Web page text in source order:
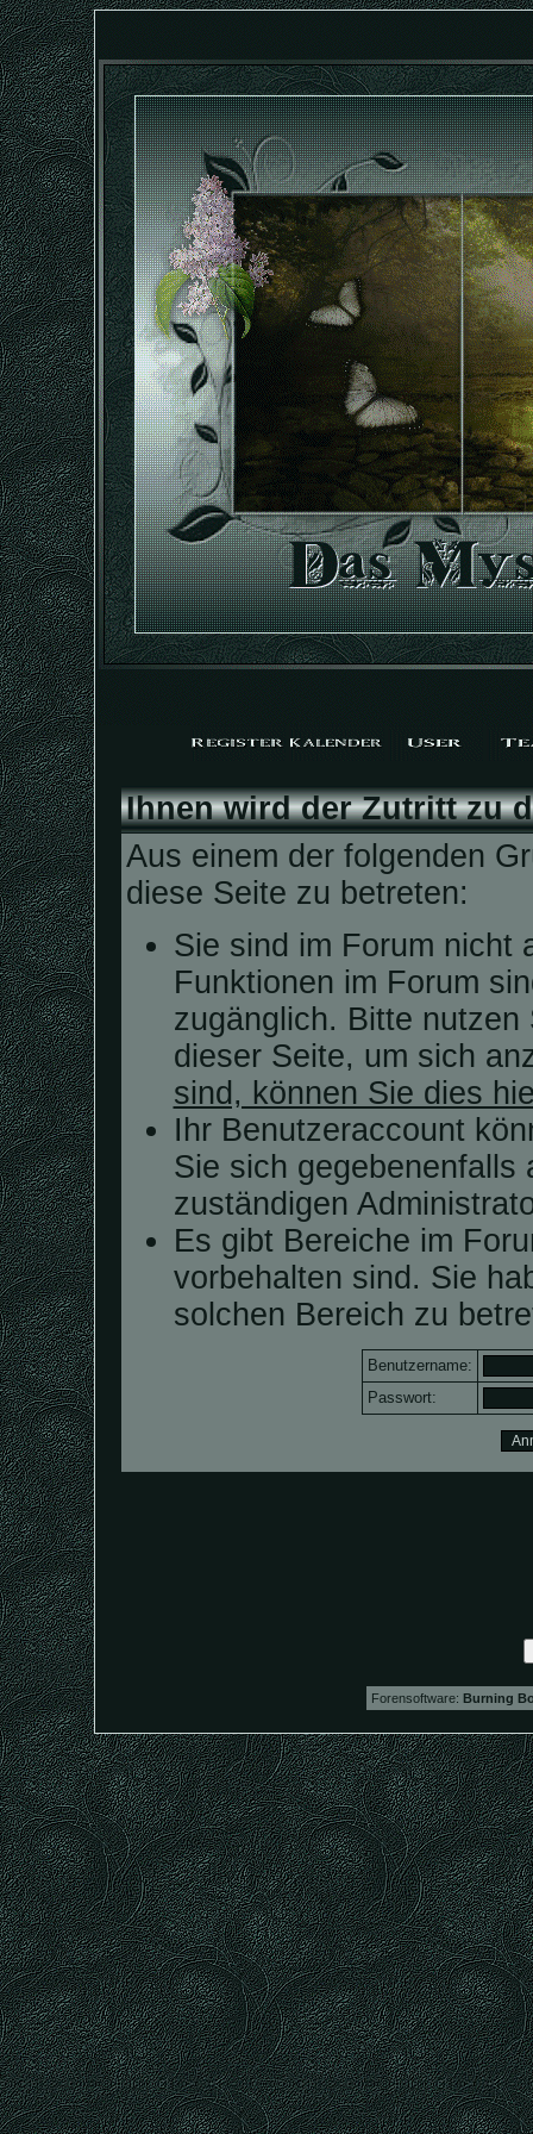
Ihnen wird der Zutritt zu
Aus einem der folgenden
diese Seite zu betreten:
Sie sind im Forum nicht
Funktionen im Forum
zugänglich. Bitte
dieser Seite, um sich
sind, können Sie dies
Ihr Benutzeraccount
Sie sich gegebenenfalls
zuständigen
Es gibt Bereiche im
vorbehalten sind. Sie
solchen Bereich zu
Benutzername:
Passwort:
Forensoftware: Burning